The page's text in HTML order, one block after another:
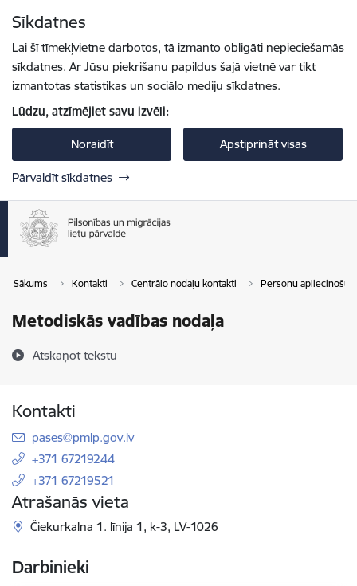
Sīkdatnes
Lai šī tīmekļvietne darbotos, tā izmanto obligāti nepieciešamās
sīkdatnes. Ar Jūsu piekrišanu papildus šajā vietnē var tikt
izmantotas statistikas un sociālo mediju sīkdatnes.
Lūdzu, atzīmējiet savu izvēli:
Noraidīt Apstiprināt visas
Pārvaldīt sīkdatnes
Sākums Kontakti Centrālo nodaļu kontakti Personu apliecinošu
Metodiskās vadības nodaļa
Atskaņot tekstu
Kontakti
E-pasts:
pases@pmlp.gov.lv
+371 67219244
+371 67219521
Atrašanās vieta
Čiekurkalna 1. līnija 1, k-3, LV-1026
Darbinieki